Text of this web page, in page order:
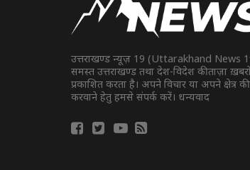
उत्तराखण्ड न्यूज़ 19 (Uttarakhand News
समस्त उत्तराखण्ड तथा देश-विदेश की ताज़ा
प्रकाशित करता है। अपने विचार या अपने क्षेत्र
करवाने हेतु हमसे संपर्क करें। धन्यवाद